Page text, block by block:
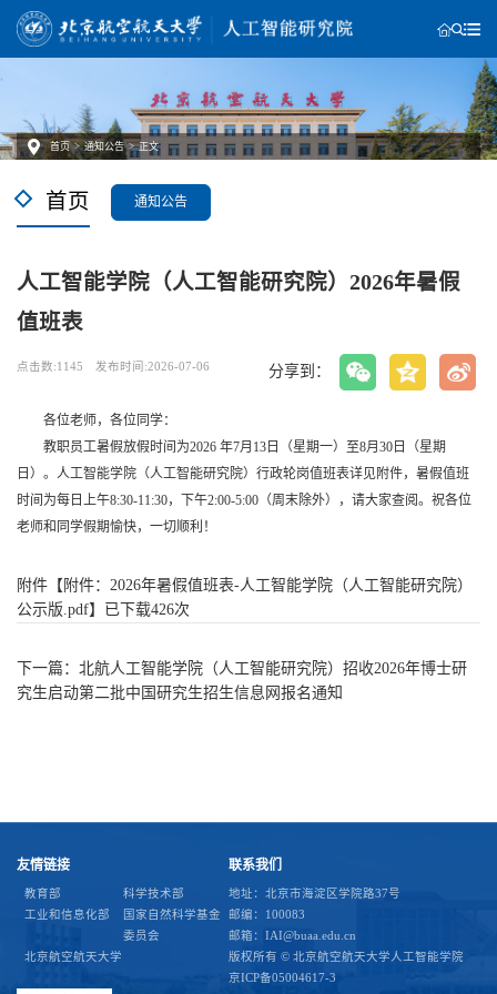
首页 > 通知公告 > 正文
首页 通知公告
人工智能学院（人工智能研究院）2026年暑假
值班表
点击数:1145 发布时间:2026-07-06 分享到：
各位老师，各位同学：
教职员工暑假放假时间为2026 年7月13日（星期一）至8月30日（星期
日）。 人工智能学院（人工智能研究院）行政轮岗值班表详见附件，暑假值班
时间为每日上午8:30-11:30，下午2:00-5:00（周末除外）， 请大家查阅。祝各位
老师和同学假期愉快，一切顺利！
附件【附件：2026年暑假值班表-人工智能学院（人工智能研究院）
公示版.pdf】已下载426次
下一篇： 北航人工智能学院（人工智能研究院）招收2026年博士研
究生启动第二批中国研究生招生信息网报名通知
友情链接
教育部
科学技术部
工业和信息化部
国家自然科学基金
委员会
北京航空航天大学
联系我们
地址：北京市海淀区学院路37号
邮编：100083
邮箱：IAI@buaa.edu.cn
版权所有 © 北京航空航天大学人工智能学院
京ICP备05004617-3